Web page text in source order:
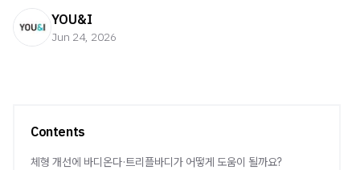
YOU&I
Jun 24, 2026
Contents
체형 개선에 바디온다·트리플바디가 어떻게 도움이 될까요?